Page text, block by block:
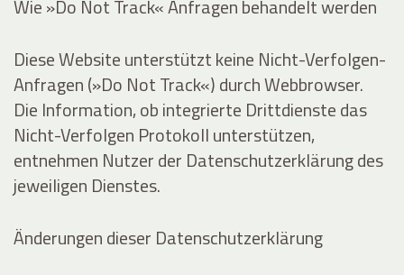
Wie »Do Not Track« Anfragen behandelt werden
Diese Website unterstützt keine Nicht-Verfolgen-
Anfragen (»Do Not Track«) durch Webbrowser.
Die Information, ob integrierte Drittdienste das
Nicht-Verfolgen Protokoll unterstützen,
entnehmen Nutzer der Datenschutzerklärung des
jeweiligen Dienstes.
Änderungen dieser Datenschutzerklärung